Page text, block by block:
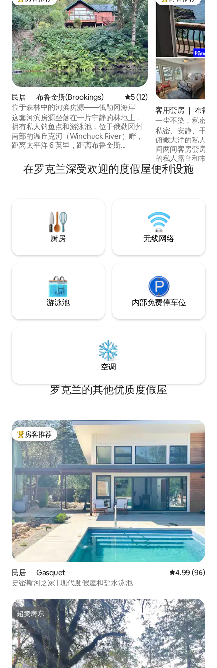
热门「房客推荐」
民居 ｜ 布鲁金斯(Brookings) 平均评分 5 分（满分 5 分）
5 (12)
位于森林中的河滨房源——俄勒冈海岸
这套河滨房源坐落在一片宁静的林地上，
拥有私人钓鱼点和游泳池，位于俄勒冈州
南部的温丘克河（Winchuck River）畔，
距离太平洋 6 英里，距离布鲁金斯
Beach）、塞缪尔·H·博德曼（Samuel H.
Boardman）10 至 15 英里，距离克雷森特
至 25 英里。 体验沿海河谷的微气候，夏季
温暖无雾，冬季观看暴风雨，在燃木壁炉
旁取暖时看到河水上涨。
热门「房客推荐」
客用套房 ｜ 布鲁
ngs)
一尘不染，私密性
[5]
私密、安静、干净！ 您可以从房源内
俯瞰大洋的私人平
间两间客房套房设
的私人露台和带餐
住，可入住3人。
室」。） 🐬🐬 有一个图书馆，里面有很棒
在罗克兰深受欢迎的度假屋便利设施
厨房 无线网络
游泳池 内部免费停车位
空调
罗克兰的其他优质度假屋
热门「房客推荐」
房客推荐
民居 ｜ Gasquet 平均评分 4.99
4.99 (96)
史密斯河之家 | 现代度假屋和盐水泳池
超赞房东
超赞房东